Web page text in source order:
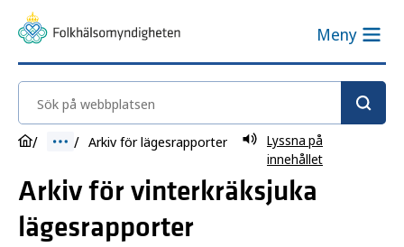
Meny
Sök på webbplatsen
Arkiv för lägesrapporter
Lyssna på
innehållet
Arkiv för vinterkräksjuka
lägesrapporter